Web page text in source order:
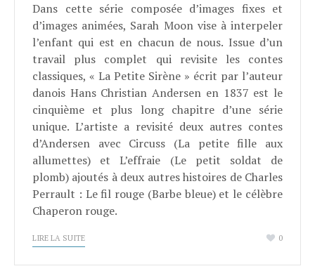
Dans cette série composée d’images fixes et
d’images animées, Sarah Moon vise à interpeler
l’enfant qui est en chacun de nous. Issue d’un
travail plus complet qui revisite les contes
classiques, « La Petite Sirène » écrit par l’auteur
danois Hans Christian Andersen en 1837 est le
cinquième et plus long chapitre d’une série
unique. L’artiste a revisité deux autres contes
d’Andersen avec Circuss (La petite fille aux
allumettes) et L’effraie (Le petit soldat de
plomb) ajoutés à deux autres histoires de Charles
Perrault : Le fil rouge (Barbe bleue) et le célèbre
Chaperon rouge.
LIRE LA SUITE 0